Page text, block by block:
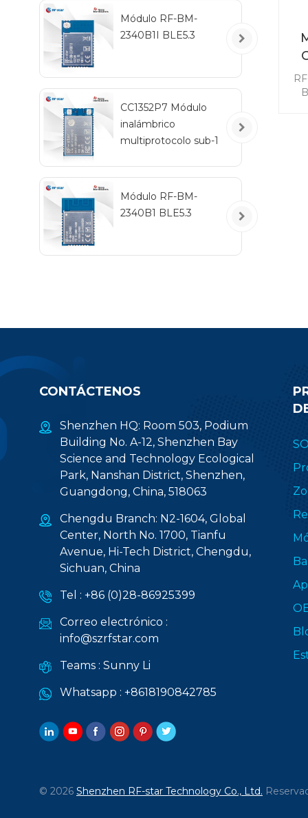
Módulo RF-BM-
2340B1I BLE5.3
CC1352P7 Módulo
inalámbrico
multiprotocolo sub-1
Módulo RF-BM-
2340B1 BLE5.3
CONTÁCTENOS
Shenzhen HQ: Room 503, Podium
Building No. A-12, Shenzhen Bay
Science and Technology Ecological
Park, Nanshan District, Shenzhen,
Guangdong, China, 518063
Chengdu Branch: N2-1604, Global
Center, North No. 1700, Tianfu
Avenue, Hi-Tech District, Chengdu,
Sichuan, China
Tel : +86 (0)28-86925399
Correo electrónico :
info@szrfstar.com
Teams : Sunny Li
Whatsapp : +8618190842785
© 2026 Shenzhen RF-star Technology Co., Ltd.